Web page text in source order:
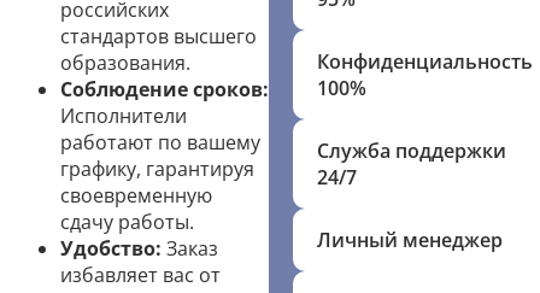
российских
стандартов высшего
образования.
Соблюдение сроков:
Исполнители
работают по вашему
графику, гарантируя
своевременную
сдачу работы.
Удобство: Заказ
избавляет вас от
Конфиденциальность
100%
Служба поддержки
24/7
Личный менеджер